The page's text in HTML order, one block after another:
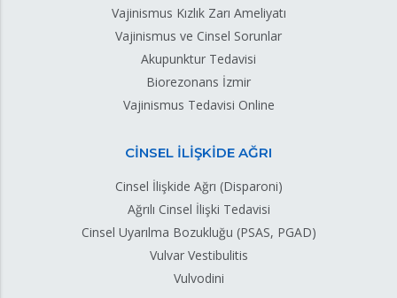
Vajinismus Kızlık Zarı Ameliyatı
Vajinismus ve Cinsel Sorunlar
Akupunktur Tedavisi
Biorezonans İzmir
Vajinismus Tedavisi Online
CİNSEL İLİŞKİDE AĞRI
Cinsel İlişkide Ağrı (Disparoni)
Ağrılı Cinsel İlişki Tedavisi
Cinsel Uyarılma Bozukluğu (PSAS, PGAD)
Vulvar Vestibulitis
Vulvodini